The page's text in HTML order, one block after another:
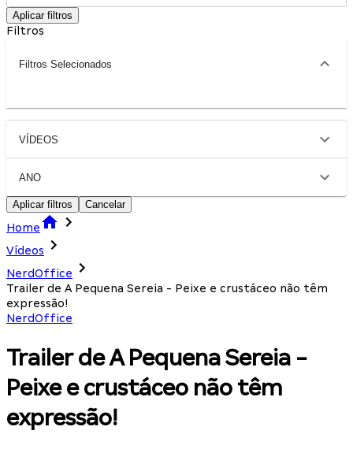
Aplicar filtros
Filtros
Filtros Selecionados
VÍDEOS
ANO
Aplicar filtros Cancelar
Home
Vídeos
NerdOffice
Trailer de A Pequena Sereia - Peixe e crustáceo não têm
expressão!
NerdOffice
Trailer de A Pequena Sereia -
Peixe e crustáceo não têm
expressão!